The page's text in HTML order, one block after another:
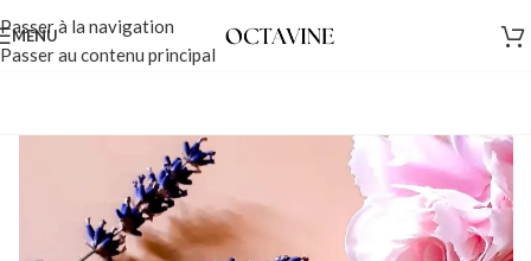
Passer à la navigation
Passer au contenu principal
MENU